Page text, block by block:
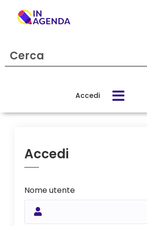
Accedi
Cerca
evento
funziona
Accedi
Nome utente